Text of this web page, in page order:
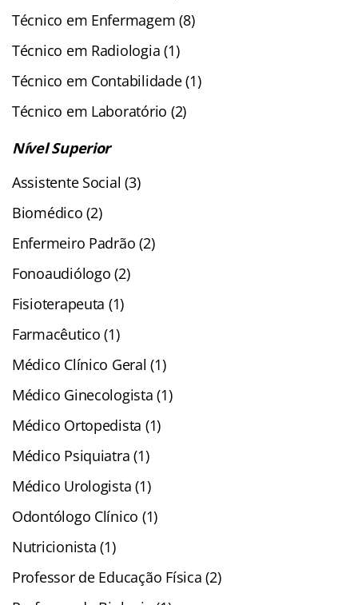
Técnico em Enfermagem (8)
Técnico em Radiologia (1)
Técnico em Contabilidade (1)
Técnico em Laboratório (2)
Nível Superior
Assistente Social (3)
Biomédico (2)
Enfermeiro Padrão (2)
Fonoaudiólogo (2)
Fisioterapeuta (1)
Farmacêutico (1)
Médico Clínico Geral (1)
Médico Ginecologista (1)
Médico Ortopedista (1)
Médico Psiquiatra (1)
Médico Urologista (1)
Odontólogo Clínico (1)
Nutricionista (1)
Professor de Educação Física (2)